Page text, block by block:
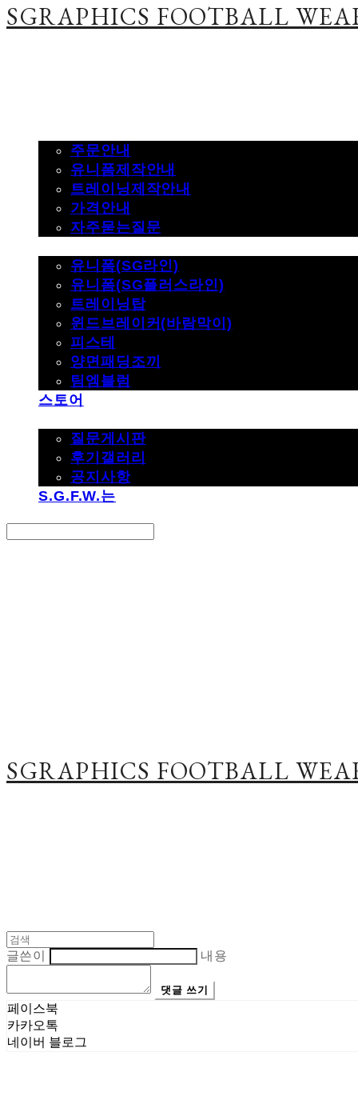
SGRAPHICS FOOTBALL
주문안내
유니폼제작안내
트레이닝제작안내
가격안내
자주묻는질문
유니폼(SG라인)
유니폼(SG플러스라인)
트레이닝탑
윈드브레이커(바람막이)
피스테
양면패딩조끼
팀엠블럼
스토어
질문게시판
후기갤러리
공지사항
S.G.F.W.는
SGRAPHICS FOOTBALL
글쓴이 내용
댓글 쓰기
페이스북
카카오톡
네이버 블로그